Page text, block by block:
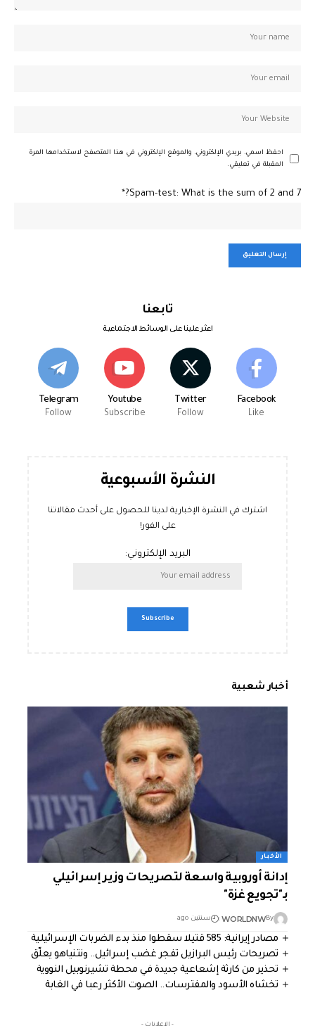
احفظ اسمي، بريدي الإلكتروني، والموقع الإلكتروني في هذا المتصفح لاستخدامها المرة
المقبلة في تعليقي.
Spam-test: What is the sum of 2 and 7?*
تابعنا
اعثر علينا على الوسائط الاجتماعية
Facebook
Like
Twitter
Follow
Youtube
Subscribe
Telegram
Follow
النشرة الأسبوعية
اشترك في النشرة الإخبارية لدينا للحصول على أحدث مقالاتنا
على الفور!
البريد الإلكتروني:
أخبار شعبية
الأخبار
إدانة أوروبية واسعة لتصريحات وزير إسرائيلي
بـ"تجويع غزة"
By
WORLDNW سنتين ago
مصادر إيرانية: 585 قتيلا سقطوا منذ بدء الضربات الإسرائيلية
تصريحات رئيس البرازيل تفجر غضب إسرائيل.. ونتنياهو يعلّق
تحذير من كارثة إشعاعية جديدة في محطة تشيرنوبيل النووية
تخشاه الأسود والمفترسات.. الصوت الأكثر رعبا في الغابة